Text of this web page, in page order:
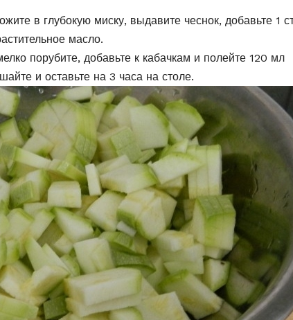
в глубокую миску, выдавите чеснок, добавьте 1
масло.
порубите, добавьте к кабачкам и полейте 120 мл
и оставьте на 3 часа на столе.